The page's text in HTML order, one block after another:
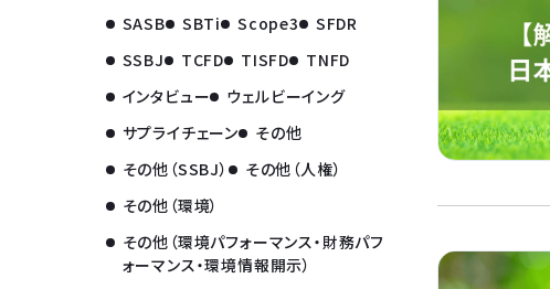
SASB
SBTi Scope3
SFDR
SSBJ
TCFD TISFD
TNFD
インタビュー
ウェルビーイング
サプライチェーン
その他
その他（SSBJ）
その他（人権）
その他（環境）
その他（環境パフォーマンス・財務パフ
ォーマンス・環境情報開示）